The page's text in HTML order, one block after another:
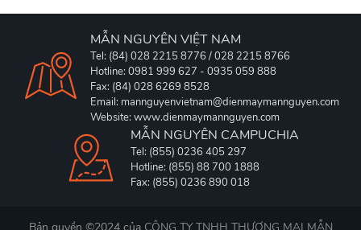
MẪN NGUYÊN VIỆT NAM
Tel: (84) 028 2215 8776 / 028 2215 8766
Hotline: 0981 999 627 - 0935 059 888
Fax: (84) 028 6269 8528
Email: mannguyenvietnam@dienmaymannguyen.com
Website: www.dienmaymannguyen.com
MẪN NGUYÊN CAMPUCHIA
Tel: (855) 0236 405 297
Hotline: (855) 88 700 1888
Fax: (855) 0236 890 018